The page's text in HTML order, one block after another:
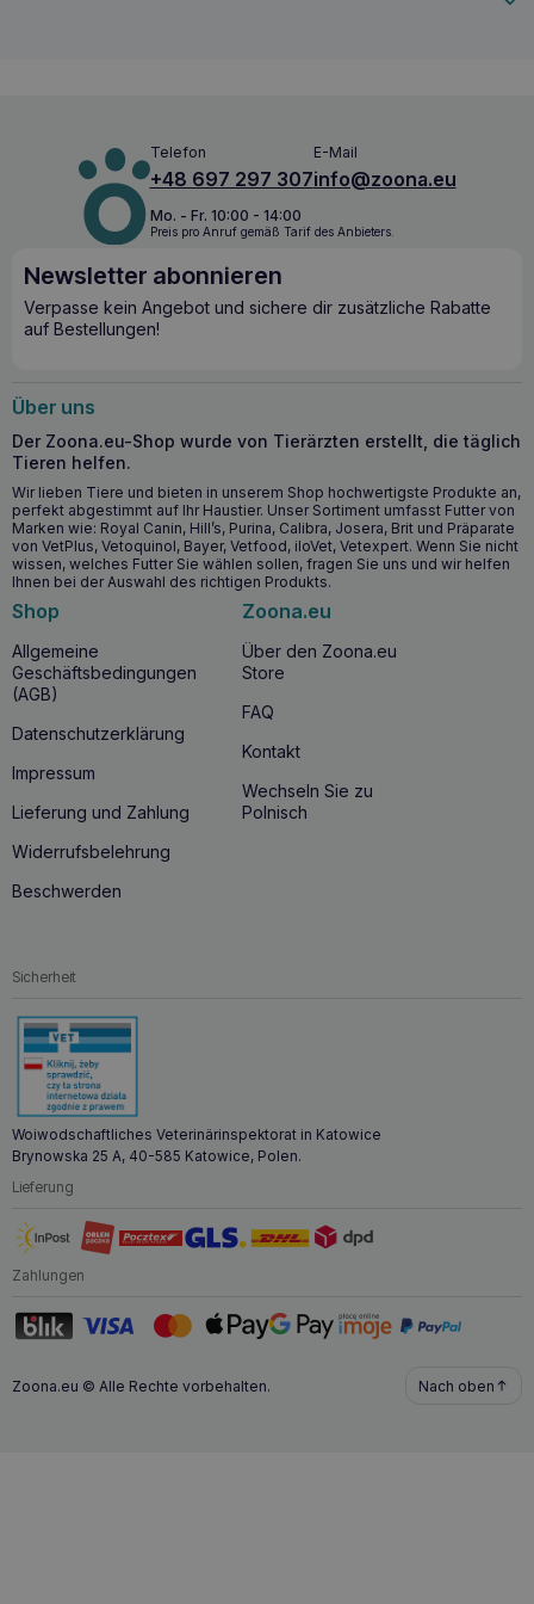
Telefon
+48 697 297 307
E-Mail
info@zoona.eu
Mo. - Fr. 10:00 - 14:00
Preis pro Anruf gemäß Tarif des Anbieters.
Newsletter abonnieren
Verpasse kein Angebot und sichere dir zusätzliche Rabatte
auf Bestellungen!
Über uns
Der Zoona.eu-Shop wurde von Tierärzten erstellt, die täglich
Tieren helfen.
Wir lieben Tiere und bieten in unserem Shop hochwertigste Produkte an,
perfekt abgestimmt auf Ihr Haustier. Unser Sortiment umfasst Futter von
Marken wie: Royal Canin, Hill’s, Purina, Calibra, Josera, Brit und Präparate
von VetPlus, Vetoquinol, Bayer, Vetfood, iloVet, Vetexpert. Wenn Sie nicht
wissen, welches Futter Sie wählen sollen, fragen Sie uns und wir helfen
Ihnen bei der Auswahl des richtigen Produkts.
Shop
Allgemeine
Geschäftsbedingungen
(AGB)
Datenschutzerklärung
Impressum
Lieferung und Zahlung
Widerrufsbelehrung
Beschwerden
Zoona.eu
Über den Zoona.eu
Store
FAQ
Kontakt
Wechseln Sie zu
Polnisch
Sicherheit
Woiwodschaftliches Veterinärinspektorat in Katowice
Brynowska 25 A, 40-585 Katowice, Polen.
Lieferung
Zahlungen
Zoona.eu © Alle Rechte vorbehalten. Nach oben